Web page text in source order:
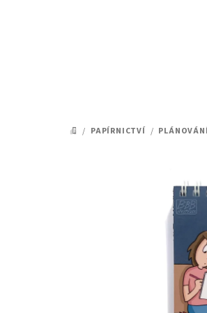
DOMŮ
/ PAPÍRNICTVÍ /